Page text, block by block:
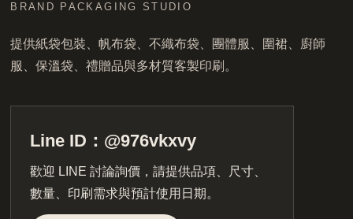
BRAND PACKAGING STUDIO
提供紙袋包裝、帆布袋、不織布袋、團體服、圍裙、廚師
服、保溫袋、禮贈品與多材質客製印刷。
Line ID：@976vkxvy
歡迎 LINE 討論詢價，請提供品項、尺寸、
數量、印刷需求與預計使用日期。